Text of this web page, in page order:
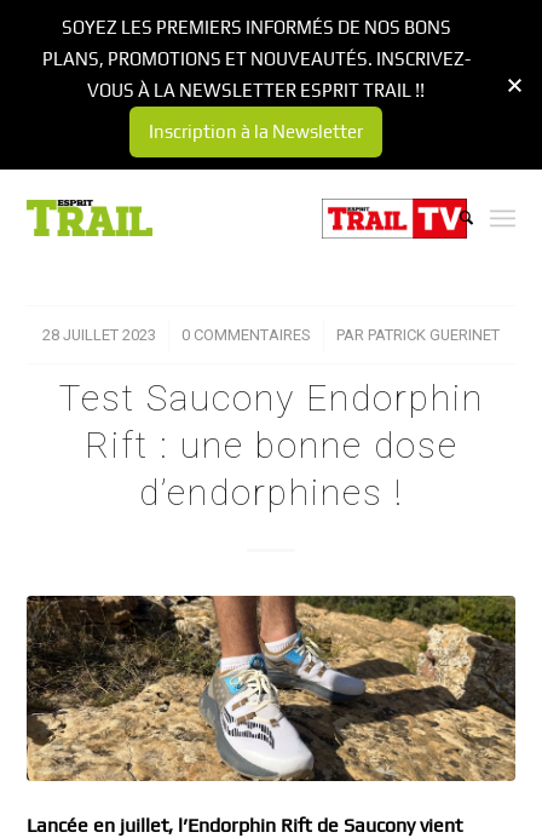
28 JUILLET 2023
/ 0 COMMENTAIRES
/ PAR PATRICK GUERINET
Test Saucony Endorphin
Rift : une bonne dose
d’endorphines !
Lancée en juillet, l’Endorphin Rift de Saucony vient
SOYEZ LES PREMIERS INFORMÉS DE NOS BONS
PLANS, PROMOTIONS ET NOUVEAUTÉS. INSCRIVEZ-
VOUS À LA NEWSLETTER ESPRIT TRAIL !!
Inscription à la Newsletter